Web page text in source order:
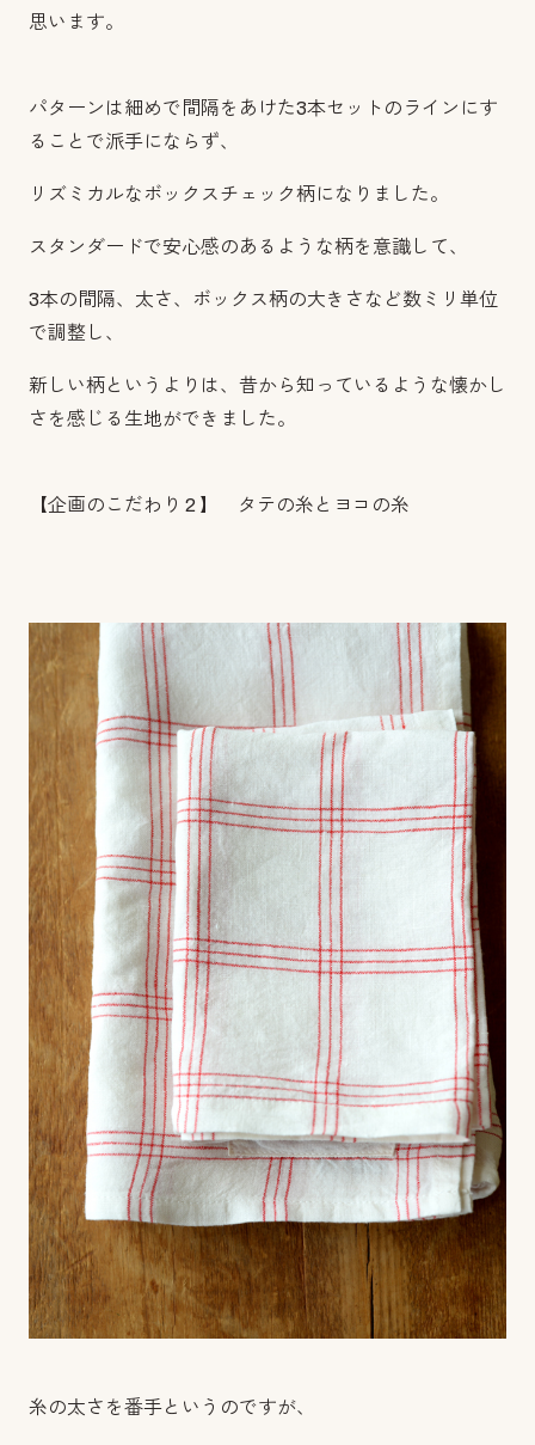
思います。
パターンは細めで間隔をあけた3本セットのラインにす
ることで派手にならず、
リズミカルなボックスチェック柄になりました。
スタンダードで安心感のあるような柄を意識して、
3本の間隔、太さ、ボックス柄の大きさなど数ミリ単位
で調整し、
新しい柄というよりは、昔から知っているような懐かし
さを感じる生地ができました。
【企画のこだわり 2 】 タテの糸とヨコの糸
糸の太さを番手というのですが、